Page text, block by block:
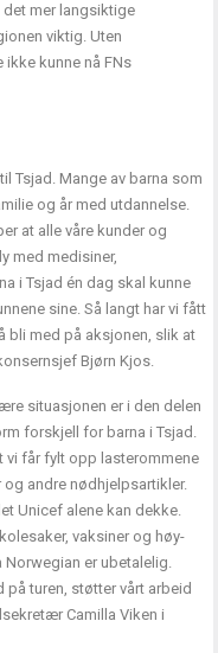
mer langsiktige
viktig. Uten
ikke kunne nå FNs
Tsjad. Mange av barna som
og år med utdannelse.
at alle våre kunder og
med medisiner,
i Tsjad én dag skal kunne
sine. Så langt har vi fått
bli med på aksjonen, slik at
Bjørn Kjos.
situasjonen er i den delen
forskjell for barna i Tsjad.
vi får fylt opp lasterommene
andre nødhjelpsartikler.
Unicef alene kan dekke.
vaksiner og høy-
er ubetalelig.
på turen, støtter vårt arbeid
Camilla Viken i